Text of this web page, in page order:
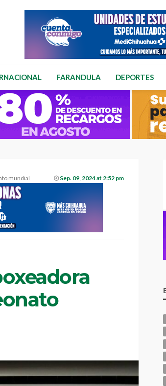
FARANDULA DEPORTES
mundial Sep. 09, 2024 at 2:52 pm